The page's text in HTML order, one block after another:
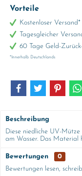
Vorteile
Kostenloser
Tagesgleicher
60 Tage Geld-
*Innerhalb Deutschlands
Beschreibung
Diese niedliche UV-
am Wasser. Das Material
Bewertungen
0
Bewertungen lesen,